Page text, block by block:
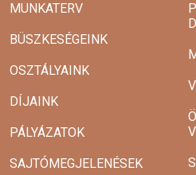
MUNKATERV
BÜSZKESÉGEINK
OSZTÁLYAINK
DÍJAINK
PÁLYÁZATOK
SAJTÓMEGJELENÉSEK